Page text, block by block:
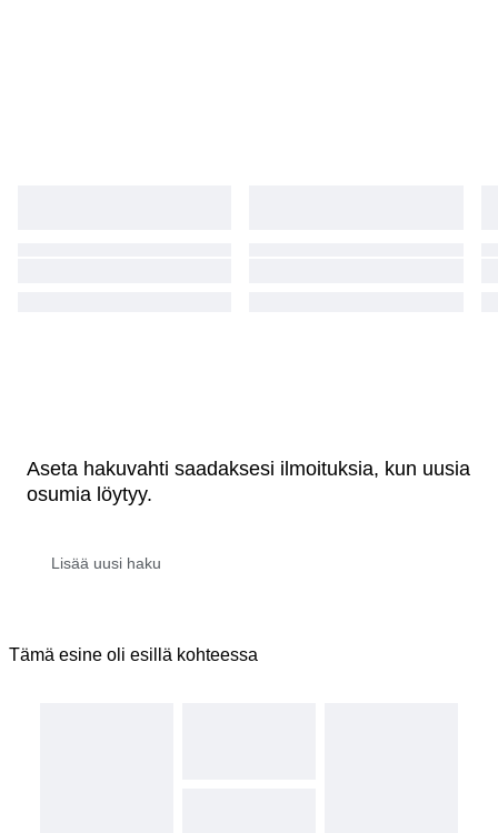
Aseta hakuvahti saadaksesi ilmoituksia, kun uusia
osumia löytyy.
Tämä esine oli esillä kohteessa